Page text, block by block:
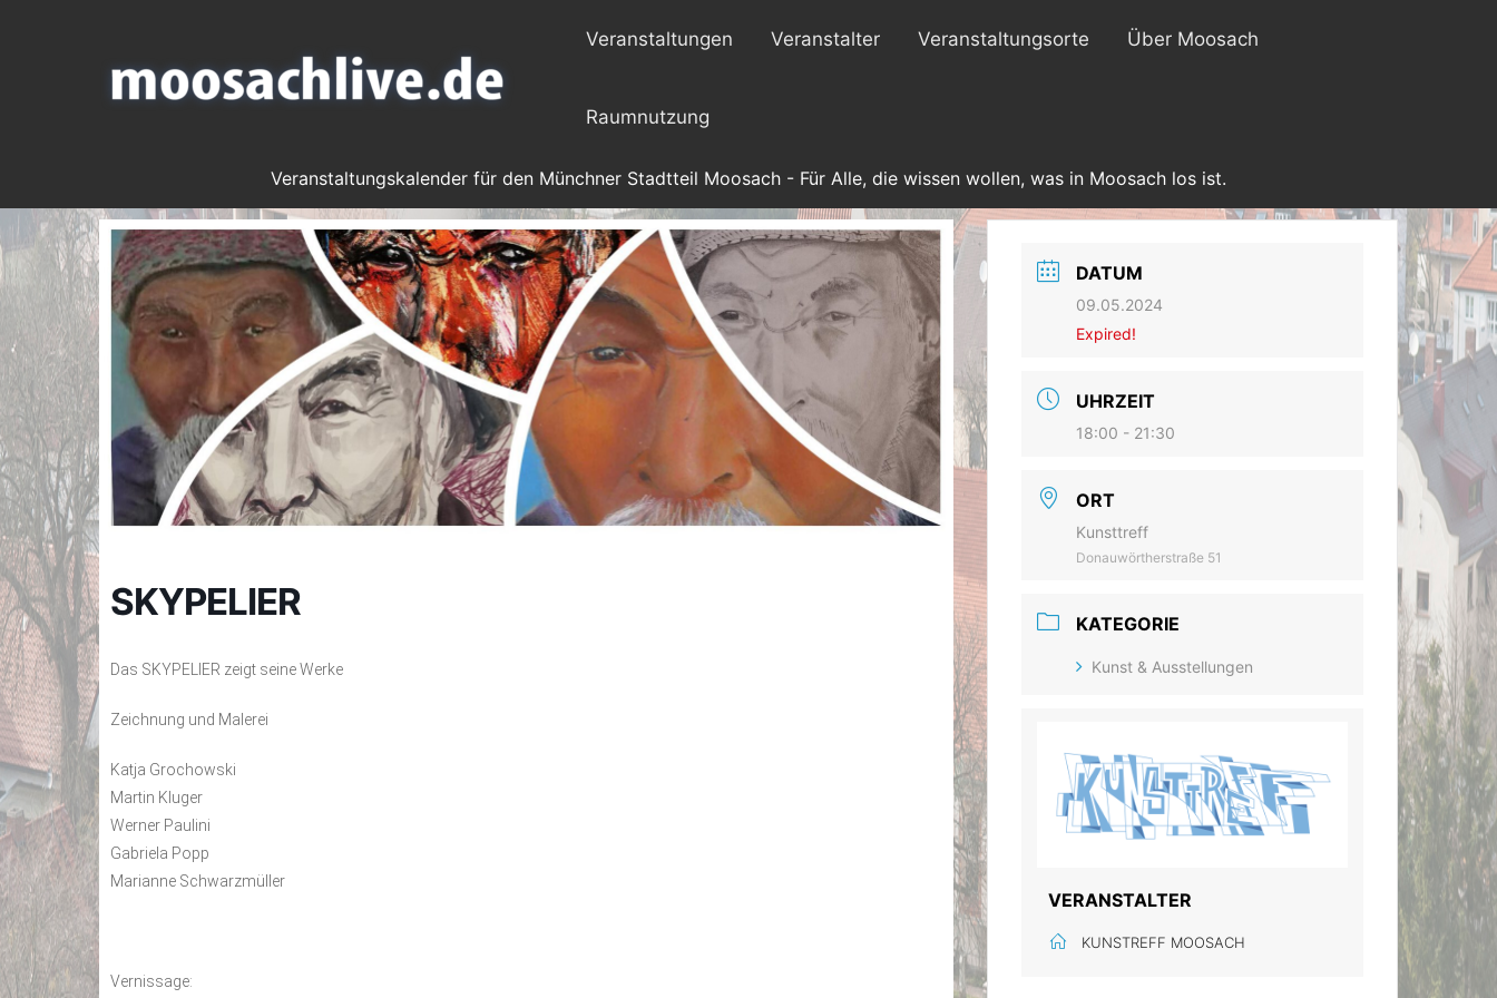
Veranstaltungen Veranstalter Veranstaltungsorte Über Moosach
Raumnutzung
Veranstaltungskalender für den Münchner Stadtteil Moosach - Für Alle, die wissen wollen, was in Moosach los ist.
SKYPELIER
Das SKYPELIER zeigt seine Werke
Zeichnung und Malerei
Katja Grochowski
Martin Kluger
Werner Paulini
Gabriela Popp
Marianne Schwarzmüller
Vernissage:
DATUM
09.05.2024
Expired!
UHRZEIT
18:00 - 21:30
ORT
Kunsttreff
Donauwörtherstraße 51
KATEGORIE
Kunst & Ausstellungen
VERANSTALTER
KUNSTREFF MOOSACH